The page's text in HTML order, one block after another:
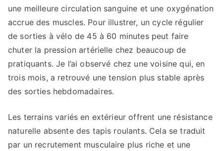
une meilleure circulation sanguine et une oxygénation
accrue des muscles. Pour illustrer, un cycle régulier
de sorties à vélo de 45 à 60 minutes peut faire
chuter la pression artérielle chez beaucoup de
pratiquants. Je l’ai observé chez une voisine qui, en
trois mois, a retrouvé une tension plus stable après
des sorties hebdomadaires.
Les terrains variés en extérieur offrent une résistance
naturelle absente des tapis roulants. Cela se traduit
par un recrutement musculaire plus riche et une